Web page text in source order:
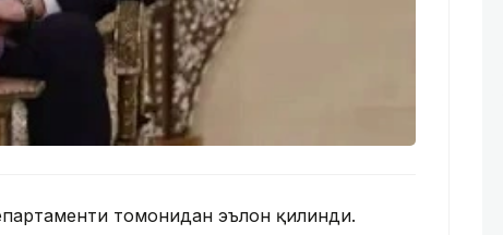
томонидан эълон қилинди.